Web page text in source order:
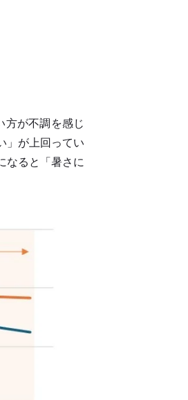
が不調を感じ
」が上回ってい
なると「暑さに